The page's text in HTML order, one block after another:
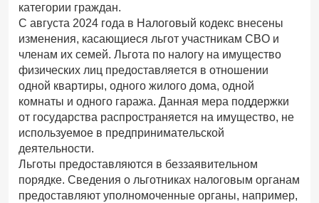
категории граждан.
С августа 2024 года в Налоговый кодекс внесены
изменения, касающиеся льгот участникам СВО и
членам их семей. Льгота по налогу на имущество
физических лиц предоставляется в отношении
одной квартиры, одного жилого дома, одной
комнаты и одного гаража. Данная мера поддержки
от государства распространяется на имущество, не
используемое в предпринимательской
деятельности.
Льготы предоставляются в беззаявительном
порядке. Сведения о льготниках налоговым органам
предоставляют уполномоченные органы, например,